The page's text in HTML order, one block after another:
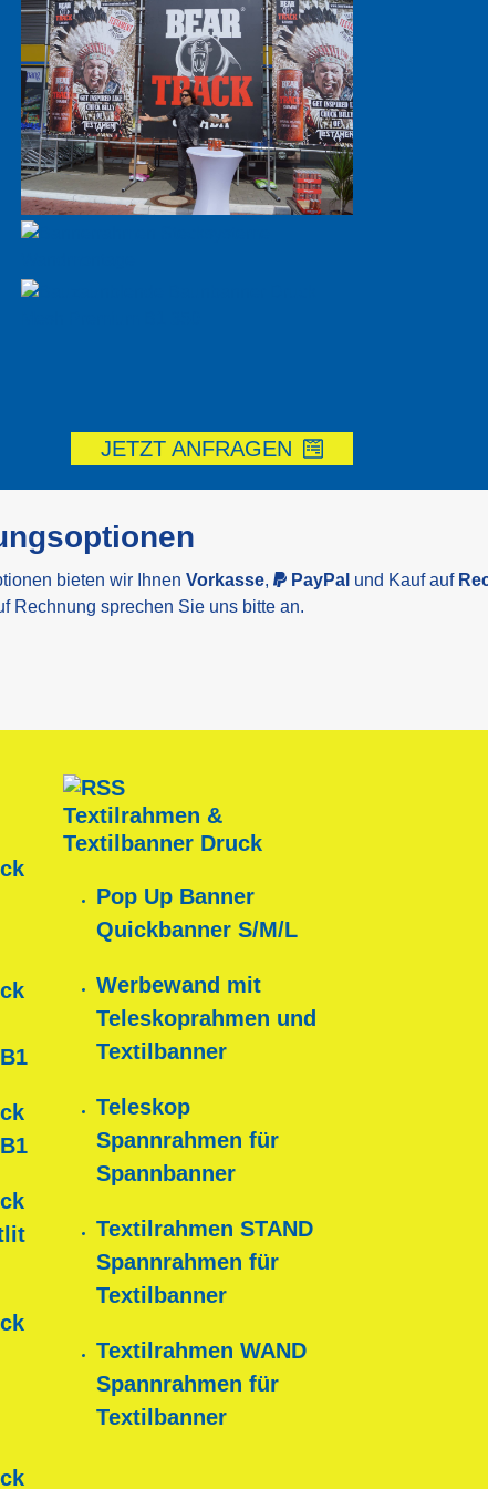
JETZT ANFRAGEN
bieten wir Ihnen Vorkasse, PayPal und Kauf auf
Rechnung sprechen Sie uns bitte an.
Textilrahmen &
Textilbanner Druck
Pop Up Banner
Quickbanner S/M/L
Werbewand mit
Teleskoprahmen und
Textilbanner
Teleskop
Spannrahmen für
Spannbanner
Textilrahmen STAND
Spannrahmen für
Textilbanner
Textilrahmen WAND
Spannrahmen für
Textilbanner